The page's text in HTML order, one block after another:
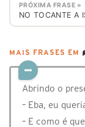
PRÓXIMA FRASE »
NO TOCANTE A
MAIS FRASES EM
Abrindo o
– Eba, eu
– E como é